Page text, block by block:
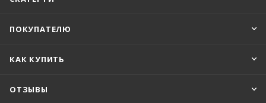
ПОКУПАТЕЛЮ
КАК КУПИТЬ
ОТЗЫВЫ